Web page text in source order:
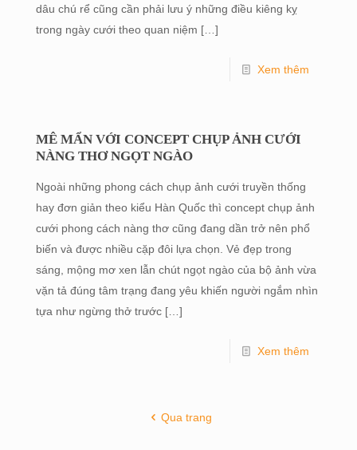
dâu chú rể cũng cần phải lưu ý những điều kiêng kỵ
trong ngày cưới theo quan niệm […]
Xem thêm
MÊ MẨN VỚI CONCEPT CHỤP ẢNH CƯỚI
NÀNG THƠ NGỌT NGÀO
Ngoài những phong cách chụp ảnh cưới truyền thống
hay đơn giản theo kiểu Hàn Quốc thì concept chụp ảnh
cưới phong cách nàng thơ cũng đang dần trở nên phổ
biến và được nhiều cặp đôi lựa chọn. Vẻ đẹp trong
sáng, mộng mơ xen lẫn chút ngọt ngào của bộ ảnh vừa
vặn tả đúng tâm trạng đang yêu khiến người ngắm nhìn
tựa như ngừng thở trước […]
Xem thêm
Qua trang